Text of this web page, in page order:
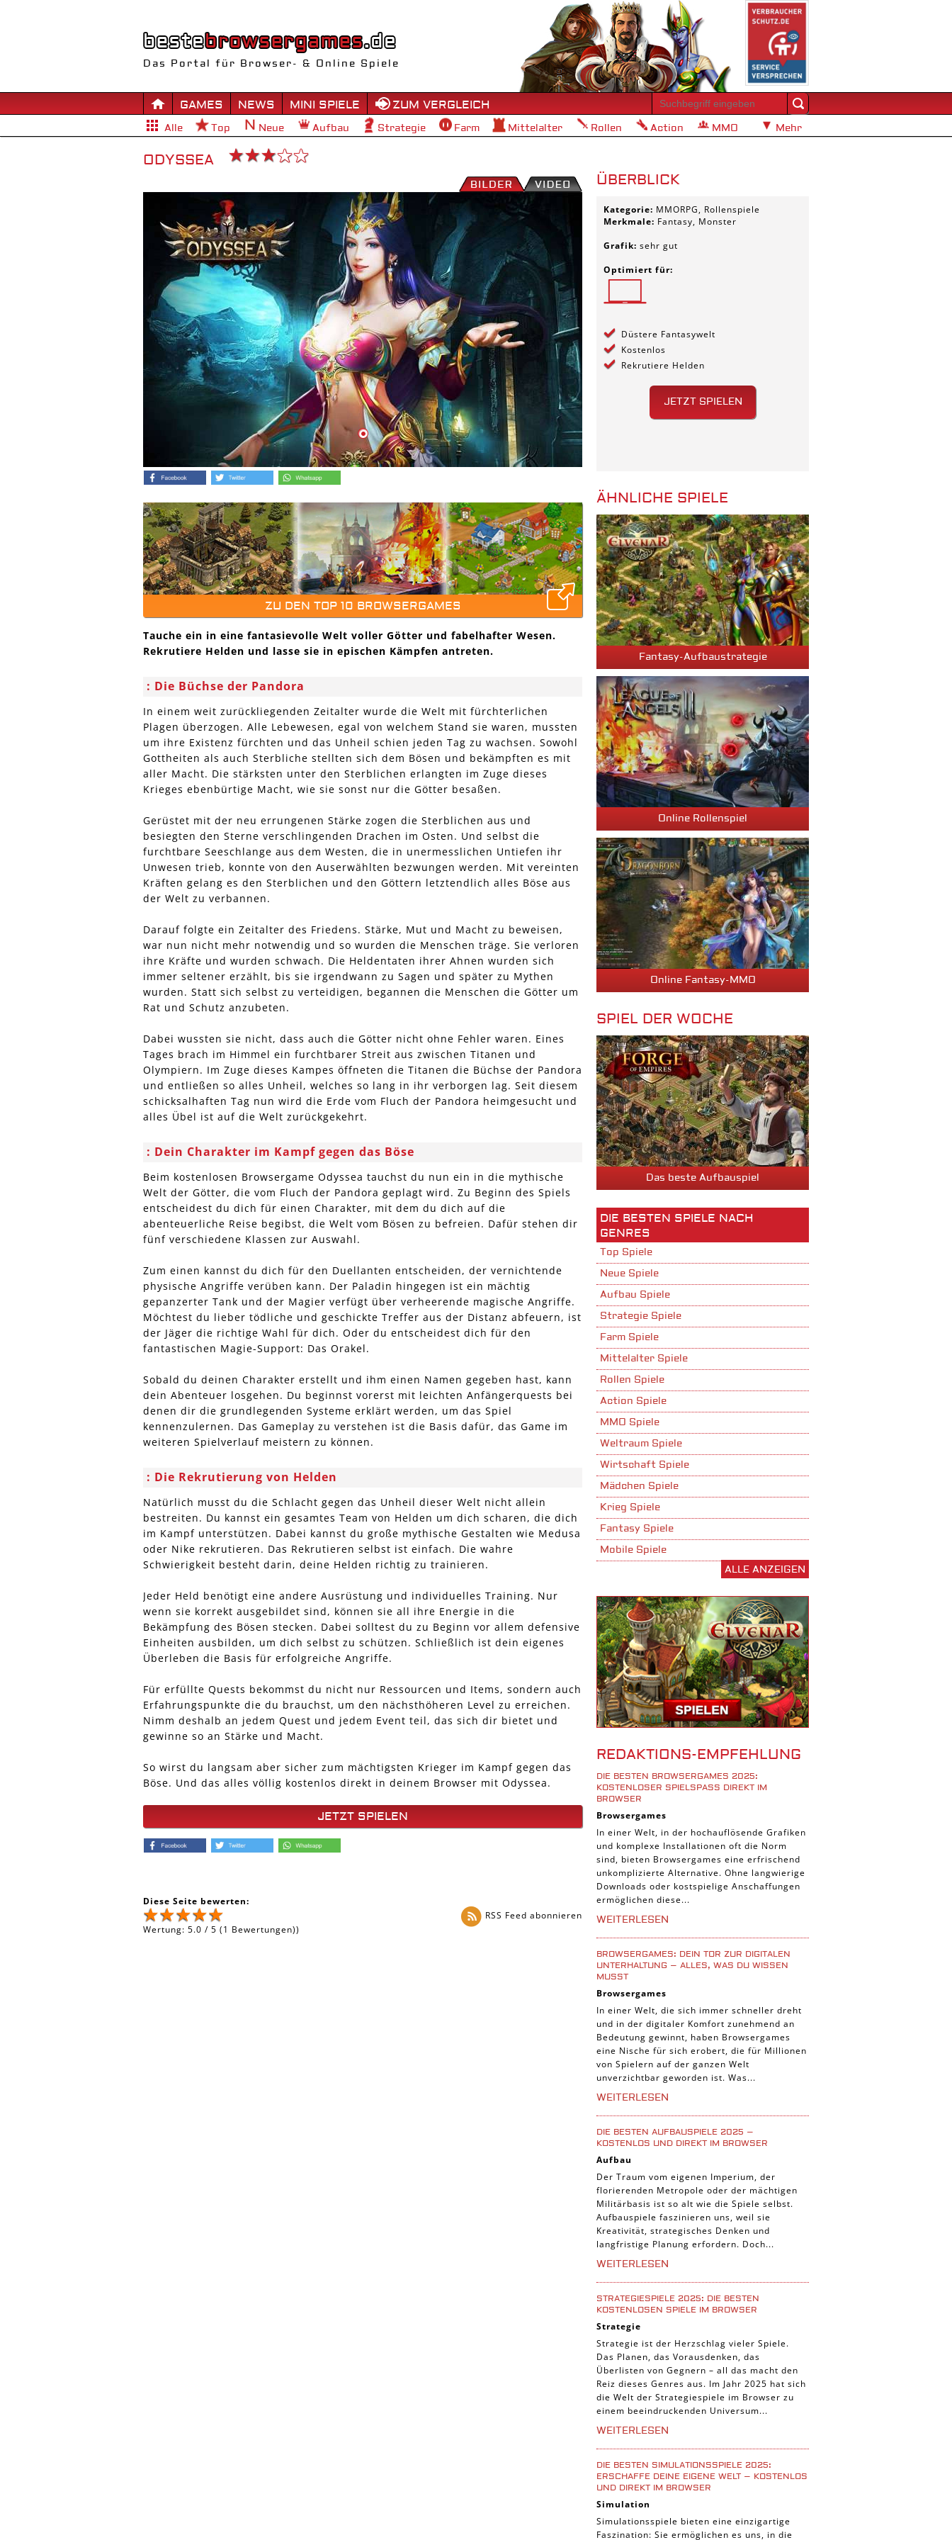
Das Portal für Browser- & Online Spiele
GAMES NEWS MINI SPIELE ZUM VERGLEICH
Alle Top Neue Aufbau Strategie Farm Mittelalter Rollen Action MMO Mehr
ODYSSEA
ZU DEN TOP 10 BROWSERGAMES
Tauche ein in eine fantasievolle Welt voller Götter und fabelhafter Wesen.
Rekrutiere Helden und lasse sie in epischen Kämpfen antreten.
Die Büchse der Pandora
In einem weit zurückliegenden Zeitalter wurde die Welt mit fürchterlichen
Plagen überzogen. Alle Lebewesen, egal von welchem Stand sie waren, mussten
um ihre Existenz fürchten und das Unheil schien jeden Tag zu wachsen. Sowohl
Gottheiten als auch Sterbliche stellten sich dem Bösen und bekämpften es mit
aller Macht. Die stärksten unter den Sterblichen erlangten im Zuge dieses
Krieges ebenbürtige Macht, wie sie sonst nur die Götter besaßen.
Gerüstet mit der neu errungenen Stärke zogen die Sterblichen aus und
besiegten den Sterne verschlingenden Drachen im Osten. Und selbst die
furchtbare Seeschlange aus dem Westen, die in unermesslichen Untiefen ihr
Unwesen trieb, konnte von den Auserwählten bezwungen werden. Mit vereinten
Kräften gelang es den Sterblichen und den Göttern letztendlich alles Böse aus
der Welt zu verbannen.
Darauf folgte ein Zeitalter des Friedens. Stärke, Mut und Macht zu beweisen,
war nun nicht mehr notwendig und so wurden die Menschen träge. Sie verloren
ihre Kräfte und wurden schwach. Die Heldentaten ihrer Ahnen wurden sich
immer seltener erzählt, bis sie irgendwann zu Sagen und später zu Mythen
wurden. Statt sich selbst zu verteidigen, begannen die Menschen die Götter um
Rat und Schutz anzubeten.
Dabei wussten sie nicht, dass auch die Götter nicht ohne Fehler waren. Eines
Tages brach im Himmel ein furchtbarer Streit aus zwischen Titanen und
Olympiern. Im Zuge dieses Kampes öffneten die Titanen die Büchse der Pandora
und entließen so alles Unheil, welches so lang in ihr verborgen lag. Seit diesem
schicksalhaften Tag nun wird die Erde vom Fluch der Pandora heimgesucht und
alles Übel ist auf die Welt zurückgekehrt.
Dein Charakter im Kampf gegen das Böse
Beim kostenlosen Browsergame Odyssea tauchst du nun ein in die mythische
Welt der Götter, die vom Fluch der Pandora geplagt wird. Zu Beginn des Spiels
entscheidest du dich für einen Charakter, mit dem du dich auf die
abenteuerliche Reise begibst, die Welt vom Bösen zu befreien. Dafür stehen dir
fünf verschiedene Klassen zur Auswahl.
Zum einen kannst du dich für den Duellanten entscheiden, der vernichtende
physische Angriffe verüben kann. Der Paladin hingegen ist ein mächtig
gepanzerter Tank und der Magier verfügt über verheerende magische Angriffe.
Möchtest du lieber tödliche und geschickte Treffer aus der Distanz abfeuern, ist
der Jäger die richtige Wahl für dich. Oder du entscheidest dich für den
fantastischen Magie-Support: Das Orakel.
Sobald du deinen Charakter erstellt und ihm einen Namen gegeben hast, kann
dein Abenteuer losgehen. Du beginnst vorerst mit leichten Anfängerquests bei
denen dir die grundlegenden Systeme erklärt werden, um das Spiel
kennenzulernen. Das Gameplay zu verstehen ist die Basis dafür, das Game im
weiteren Spielverlauf meistern zu können.
Die Rekrutierung von Helden
Natürlich musst du die Schlacht gegen das Unheil dieser Welt nicht allein
bestreiten. Du kannst ein gesamtes Team von Helden um dich scharen, die dich
im Kampf unterstützen. Dabei kannst du große mythische Gestalten wie Medusa
oder Nike rekrutieren. Das Rekrutieren selbst ist einfach. Die wahre
Schwierigkeit besteht darin, deine Helden richtig zu trainieren.
Jeder Held benötigt eine andere Ausrüstung und individuelles Training. Nur
wenn sie korrekt ausgebildet sind, können sie all ihre Energie in die
Bekämpfung des Bösen stecken. Dabei solltest du zu Beginn vor allem defensive
Einheiten ausbilden, um dich selbst zu schützen. Schließlich ist dein eigenes
Überleben die Basis für erfolgreiche Angriffe.
Für erfüllte Quests bekommst du nicht nur Ressourcen und Items, sondern auch
Erfahrungspunkte die du brauchst, um den nächsthöheren Level zu erreichen.
Nimm deshalb an jedem Quest und jedem Event teil, das sich dir bietet und
gewinne so an Stärke und Macht.
So wirst du langsam aber sicher zum mächtigsten Krieger im Kampf gegen das
Böse. Und das alles völlig kostenlos direkt in deinem Browser mit Odyssea.
JETZT SPIELEN
Diese Seite bewerten:
Wertung: 5.0 / 5 (1 Bewertungen))
RSS Feed abonnieren
ÜBERBLICK
Kategorie: MMORPG, Rollenspiele
Merkmale: Fantasy, Monster
Grafik: sehr gut
Optimiert für:
Düstere Fantasywelt
Kostenlos
Rekrutiere Helden
JETZT SPIELEN
ÄHNLICHE SPIELE
Fantasy-Aufbaustrategie
Online Rollenspiel
Online Fantasy-MMO
SPIEL DER WOCHE
Das beste Aufbauspiel
DIE BESTEN SPIELE NACH
GENRES
Top Spiele
Neue Spiele
Aufbau Spiele
Strategie Spiele
Farm Spiele
Mittelalter Spiele
Rollen Spiele
Action Spiele
MMO Spiele
Weltraum Spiele
Wirtschaft Spiele
Mädchen Spiele
Krieg Spiele
Fantasy Spiele
Mobile Spiele
Download Spiele
3D Spiele
Tablet Spiele
Android Spiele
iPhone Spiele
iOS Spiele
Cross-Platform Spiele
iPad Spiele
Denk Spiele
Piraten Spiele
Sport Spiele
Pferde Spiele
Simulation Spiele
Abenteuer Spiele
Online Spiele
3-Gewinnt Spiele
Trading Card Spiele
Manager Spiele
ALLE ANZEIGEN
REDAKTIONS-EMPFEHLUNG
DIE BESTEN BROWSERGAMES 2025:
KOSTENLOSER SPIELSPASS DIREKT IM B
ROWSER
Browsergames
In einer Welt, in der hochauflösende Grafiken
und komplexe Installationen oft die Norm
sind, bieten Browsergames eine erfrischend
unkomplizierte Alternative. Ohne langwierige
Downloads oder kostspielige Anschaffungen
ermöglichen diese...
WEITERLESEN
BROWSERGAMES: DEIN TOR ZUR DIGITALEN
UNTERHALTUNG – ALLES, WAS DU WISSEN
MUSST
Browsergames
In einer Welt, die sich immer schneller dreht
und in der digitaler Komfort zunehmend an
Bedeutung gewinnt, haben Browsergames
eine Nische für sich erobert, die für Millionen
von Spielern auf der ganzen Welt
unverzichtbar geworden ist. Was...
WEITERLESEN
DIE BESTEN AUFBAUSPIELE 2025 –
KOSTENLOS UND DIREKT IM BROWSER
Aufbau
Der Traum vom eigenen Imperium, der
florierenden Metropole oder der mächtigen
Militärbasis ist so alt wie die Spiele selbst.
Aufbauspiele faszinieren uns, weil sie
Kreativität, strategisches Denken und
langfristige Planung erfordern. Doch...
WEITERLESEN
STRATEGIESPIELE 2025: DIE BESTEN
KOSTENLOSEN SPIELE IM BROWSER
Strategie
Strategie ist der Herzschlag vieler Spiele.
Das Planen, das Vorausdenken, das
Überlisten von Gegnern – all das macht den
Reiz dieses Genres aus. Im Jahr 2025 hat sich
die Welt der Strategiespiele im Browser zu
einem beeindruckenden Universum...
WEITERLESEN
DIE BESTEN SIMULATIONSSPIELE 2025:
ERSCHAFFE DEINE EIGENE WELT – KOSTENLOS
UND DIREKT IM BROWSER
Simulation
Simulationsspiele bieten eine einzigartige
Faszination: Sie ermöglichen es uns, in die